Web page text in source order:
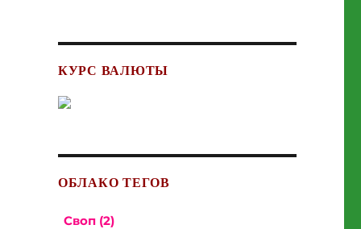
КУРС ВАЛЮТЫ
ОБЛАКО ТЕГОВ
Своп (2)